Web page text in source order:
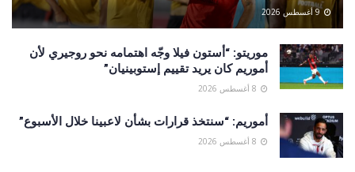
9 أغسطس 2026
موريتو: “أستون فيلا وجّه اهتمامه نحو روجيري لأن
أموريم كان يريد تقييم إستوبينيان”
أموريم: “سنتخذ قرارات بشأن لاعبينا خلال الأسبوع”